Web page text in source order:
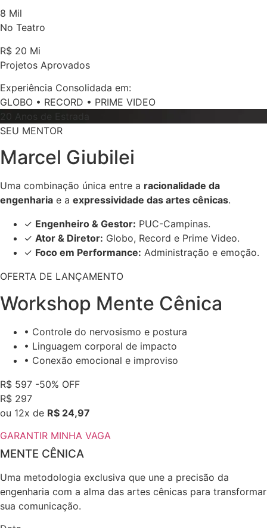
8 Mil
No Teatro
R$ 20 Mi
Projetos Aprovados
Experiência Consolidada em:
GLOBO • RECORD • PRIME VIDEO
20 Anos de Estrada
SEU MENTOR
Marcel Giubilei
Uma combinação única entre a racionalidade da
engenharia e a expressividade das artes cênicas.
✓ Engenheiro & Gestor: PUC-Campinas.
✓ Ator & Diretor: Globo, Record e Prime Video.
✓ Foco em Performance: Administração e emoção.
OFERTA DE LANÇAMENTO
Workshop Mente Cênica
• Controle do nervosismo e postura
• Linguagem corporal de impacto
• Conexão emocional e improviso
R$ 597 -50% OFF
R$ 297
ou 12x de R$ 24,97
GARANTIR MINHA VAGA
MENTE CÊNICA
Uma metodologia exclusiva que une a precisão da
engenharia com a alma das artes cênicas para transformar
sua comunicação.